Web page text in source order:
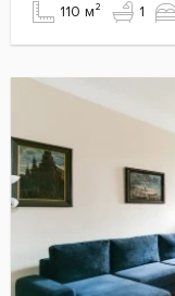
110 м² 1